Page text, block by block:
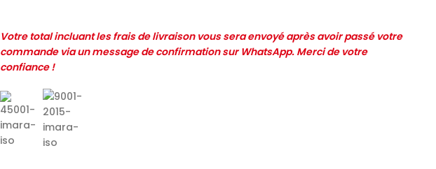
Votre total incluant les frais de livraison vous sera envoyé après avoir passé votre
commande via un message de confirmation sur WhatsApp. Merci de votre
confiance !